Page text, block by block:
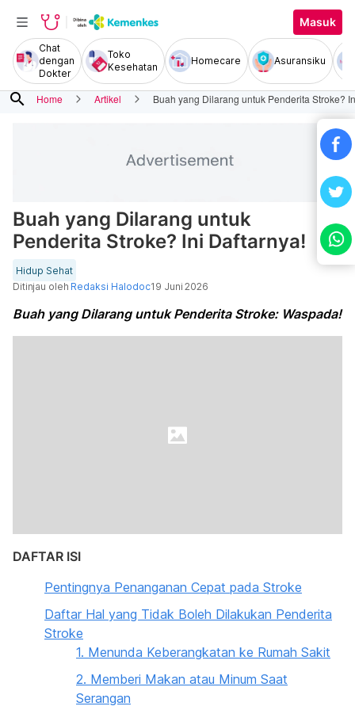
Masuk
Chat
dengan
Dokter
Toko
Kesehatan
Homecare Asuransiku
search Home Artikel Buah yang Dilarang untuk Penderita Stroke?
Buah yang Dilarang untuk
Penderita Stroke? Ini Daftarnya!
Hidup Sehat
Ditinjau oleh Redaksi Halodoc19 Juni 2026
Buah yang Dilarang untuk Penderita Stroke: Waspada!
DAFTAR ISI
Pentingnya Penanganan Cepat pada Stroke
Daftar Hal yang Tidak Boleh Dilakukan Penderita
Stroke
1. Menunda Keberangkatan ke Rumah Sakit
2. Memberi Makan atau Minum Saat
Serangan